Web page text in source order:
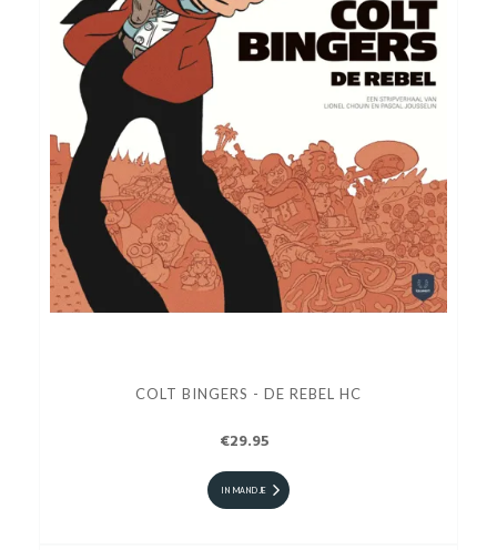
COLT BINGERS - DE REBEL HC
€29.95
IN MANDJE